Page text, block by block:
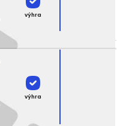
výhra
výhra